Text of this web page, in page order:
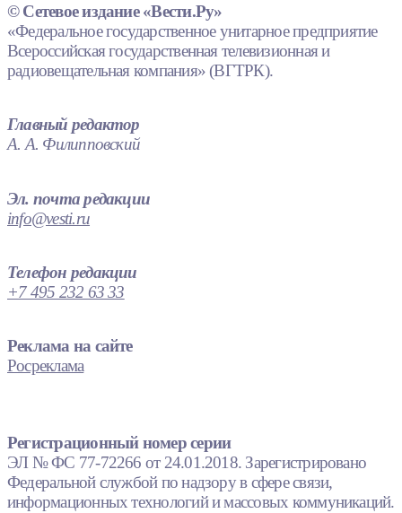
© Сетевое издание «Вести.Ру»
«Федеральное государственное унитарное предприятие
Всероссийская государственная телевизионная и
радиовещательная компания» (ВГТРК).
Главный редактор
А. А. Филипповский
Эл. почта редакции
info@vesti.ru
Телефон редакции
+7 495 232 63 33
Реклама на сайте
Росреклама
Регистрационный номер серии
ЭЛ № ФС 77-72266 от 24.01.2018. Зарегистрировано
Федеральной службой по надзору в сфере связи,
информационных технологий и массовых коммуникаций.